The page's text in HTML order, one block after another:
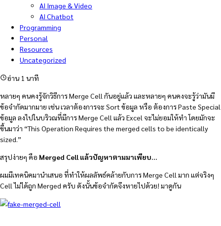
AI Image & Video
AI Chatbot
Programming
Personal
Resources
Uncategorized
อ่าน 1 นาที
หลายๆ คนคงรู้จักวิธีการ Merge Cell กันอยู่แล้ว และหลายๆ คนคงจะรู้ว่ามันมี
ข้อจำกัดมากมาย เช่น เวลาต้องการจะ Sort ข้อมูล หรือ ต้องการ Paste Special
ข้อมูล ลงไปในบริวณที่มีการ Merge Cell แล้ว Excel จะไม่ยอมให้ทำ โดยมักจะ
ขึ้นมาว่า “This Operation Requires the merged cells to be identically
sized.”
สรุปง่ายๆ คือ Merged Cell แล้วปัญหาตามมาเพียบ…
ผมมีเทคนิคมานำเสนอ ที่ทำให้ผลลัพธ์คล้ายกับการ Merge Cell มาก แต่จริงๆ
Cell ไม่ได้ถูก Merged ครับ ดังนั้นข้อจำกัดจึงหายไปด้วย! มาดูกัน